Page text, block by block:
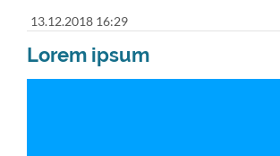
13.12.2018 16:29
Lorem ipsum